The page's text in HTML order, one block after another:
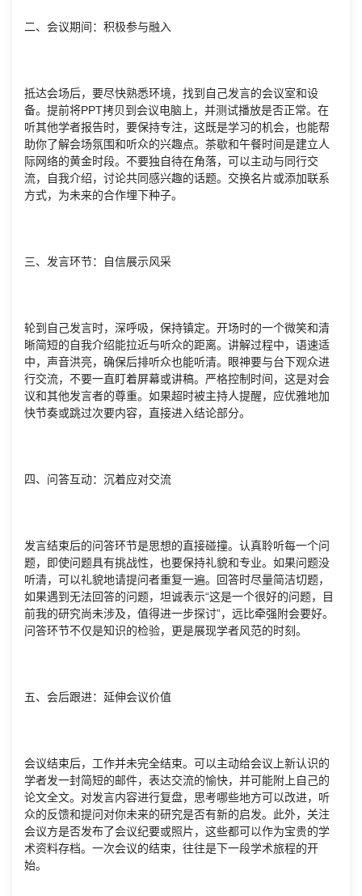
二、会议期间：积极参与融入
抵达会场后，要尽快熟悉环境，找到自己发言的会议室和设
备。提前将PPT拷贝到会议电脑上，并测试播放是否正常。在
听其他学者报告时，要保持专注，这既是学习的机会，也能帮
助你了解会场氛围和听众的兴趣点。茶歇和午餐时间是建立人
际网络的黄金时段。不要独自待在角落，可以主动与同行交
流，自我介绍，讨论共同感兴趣的话题。交换名片或添加联系
方式，为未来的合作埋下种子。
三、发言环节：自信展示风采
轮到自己发言时，深呼吸，保持镇定。开场时的一个微笑和清
晰简短的自我介绍能拉近与听众的距离。讲解过程中，语速适
中，声音洪亮，确保后排听众也能听清。眼神要与台下观众进
行交流，不要一直盯着屏幕或讲稿。严格控制时间，这是对会
议和其他发言者的尊重。如果超时被主持人提醒，应优雅地加
快节奏或跳过次要内容，直接进入结论部分。
四、问答互动：沉着应对交流
发言结束后的问答环节是思想的直接碰撞。认真聆听每一个问
题，即使问题具有挑战性，也要保持礼貌和专业。如果问题没
听清，可以礼貌地请提问者重复一遍。回答时尽量简洁切题，
如果遇到无法回答的问题，坦诚表示“这是一个很好的问题，目
前我的研究尚未涉及，值得进一步探讨”，远比牵强附会要好。
问答环节不仅是知识的检验，更是展现学者风范的时刻。
五、会后跟进：延伸会议价值
会议结束后，工作并未完全结束。可以主动给会议上新认识的
学者发一封简短的邮件，表达交流的愉快，并可能附上自己的
论文全文。对发言内容进行复盘，思考哪些地方可以改进，听
众的反馈和提问对你未来的研究是否有新的启发。此外，关注
会议方是否发布了会议纪要或照片，这些都可以作为宝贵的学
术资料存档。一次会议的结束，往往是下一段学术旅程的开
始。